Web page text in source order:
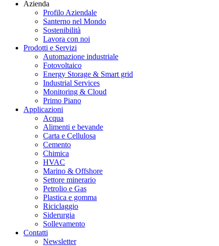
Azienda
Profilo Aziendale
Santerno nel Mondo
Sostenibilità
Lavora con noi
Prodotti e Servizi
Automazione industriale
Fotovoltaico
Energy Storage & Smart grid
Industrial Services
Monitoring & Cloud
Primo Piano
Applicazioni
Acqua
Alimenti e bevande
Carta e Cellulosa
Cemento
Chimica
HVAC
Marino & Offshore
Settore minerario
Petrolio e Gas
Plastica e gomma
Riciclaggio
Siderurgia
Sollevamento
Contatti
Newsletter